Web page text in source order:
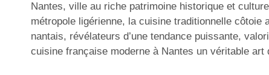
Nantes, ville au riche patrimoine historique et
métropole ligérienne, la cuisine traditionnelle côtoie
nantais, révélateurs d’une tendance puissante,
cuisine française moderne à Nantes un véritable